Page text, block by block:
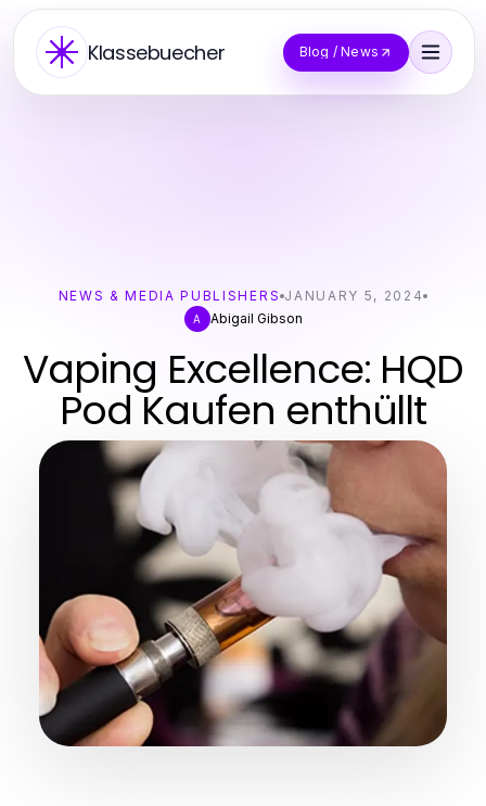
Klassebuecher Blog / News
NEWS & MEDIA PUBLISHERS JANUARY 5, 2024
A Abigail Gibson
Vaping Excellence: HQD
Pod Kaufen enthüllt